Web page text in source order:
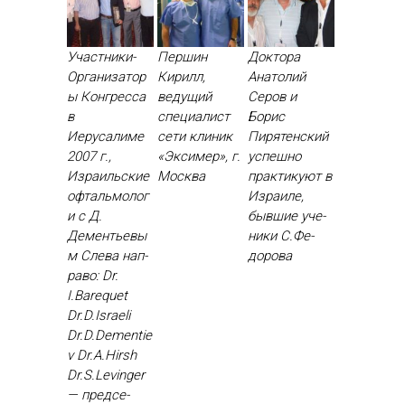
Участники-
Организатор
ы Конгресса
в
Иерусалиме
2007 г.,
Израильские
офтальмолог
и с Д.
Дементьевы
м Сле­ва нап­
ра­во: Dr.
I.Barequet
Dr.D.Israeli
Dr.D.Dementie
v Dr.A.Hirsh
Dr.S.Levinger
— пред­се­
Першин
Кирилл,
ведущий
специалист
сети клиник
«Эксимер», г.
Москва
Доктора
Анатолий
Серов и
Борис
Пирятенский
ус­пешно
прак­ти­ку­ют в
Из­ра­иле,
быв­шие уче­
ники С.Фе­
доро­ва